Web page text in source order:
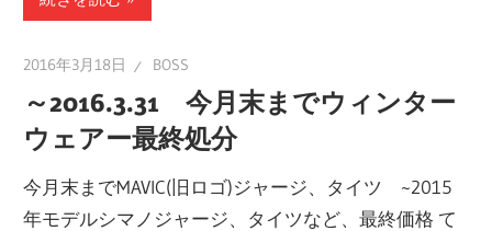
2016年3月18日 BOSS
～2016.3.31 今月末までウィンター
ウェアー最終処分
今月末までMAVIC(旧ロゴ)ジャージ、タイツ ~2015
年モデルシマノジャージ、タイツなど、最終価格 て